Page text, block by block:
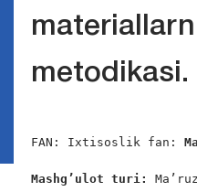
metodikasi.
FAN: Ixtisoslik fan:
Mashg’ulot turi: